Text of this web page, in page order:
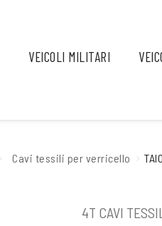
VEICOLI MILITARI
Cavi tessili per verricello
4T CAVI